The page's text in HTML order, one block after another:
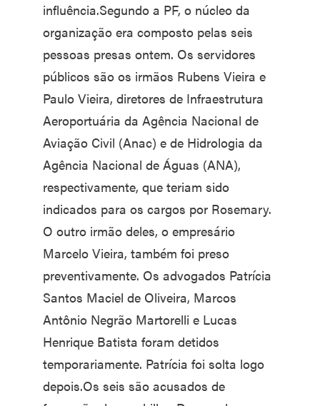
influência.Segundo a PF, o núcleo da
organização era composto pelas seis
pessoas presas ontem. Os servidores
públicos são os irmãos Rubens Vieira e
Paulo Vieira, diretores de Infraestrutura
Aeroportuária da Agência Nacional de
Aviação Civil (Anac) e de Hidrologia da
Agência Nacional de Águas (ANA),
respectivamente, que teriam sido
indicados para os cargos por Rosemary.
O outro irmão deles, o empresário
Marcelo Vieira, também foi preso
preventivamente. Os advogados Patrícia
Santos Maciel de Oliveira, Marcos
Antônio Negrão Martorelli e Lucas
Henrique Batista foram detidos
temporariamente. Patrícia foi solta logo
depois.Os seis são acusados de